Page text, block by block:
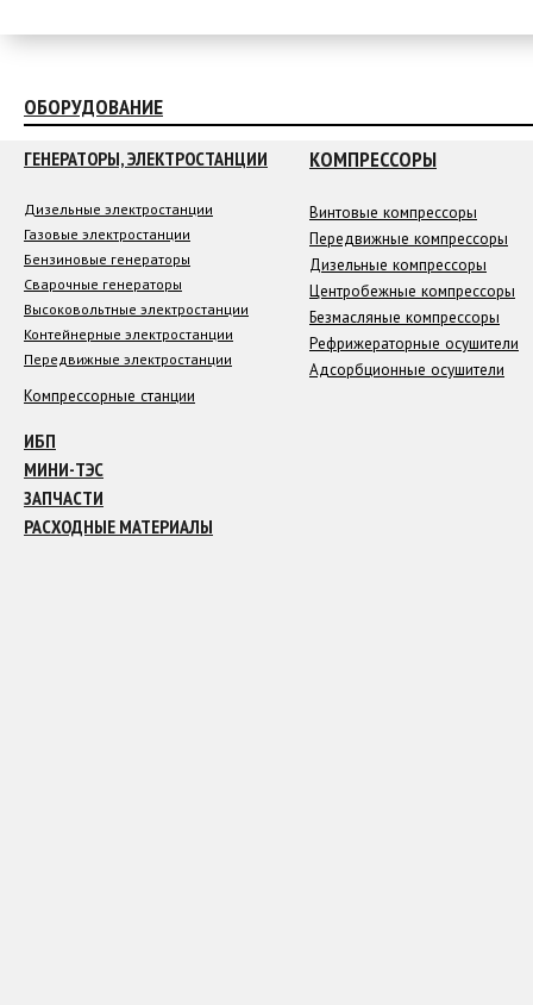
ОБОРУДОВАНИЕ
ГЕНЕРАТОРЫ, ЭЛЕКТРОСТАНЦИИ
Дизельные электростанции
Газовые электростанции
Бензиновые генераторы
Сварочные генераторы
Высоковольтные электростанции
Контейнерные электростанции
Передвижные электростанции
КОМПРЕССОРЫ
Винтовые компрессоры
Передвижные компрессоры
Дизельные компрессоры
Центробежные компрессоры
Безмасляные компрессоры
Рефрижераторные осушители
Адсорбционные осушители
Компрессорные станции
ИБП
МИНИ-ТЭС
ЗАПЧАСТИ
РАСХОДНЫЕ МАТЕРИАЛЫ